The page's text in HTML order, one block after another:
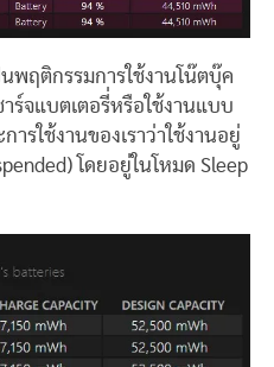
พฤติกรรมการใช้งานโน๊ตบุ๊ค
ร์จแบตเตอรี่หรือใช้งานแบบ
รใช้งานของเราว่าใช้งานอยู่
โดยอยู่ในโหมด Sleep